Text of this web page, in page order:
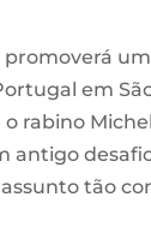
em
rabino
antigo
tão